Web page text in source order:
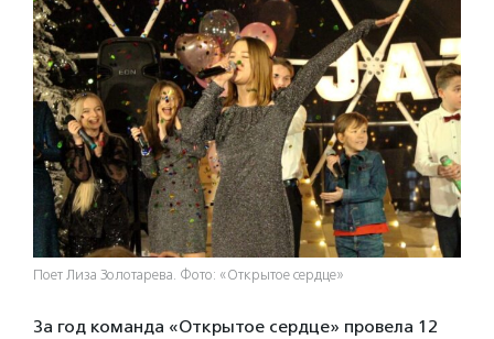
Поет Лиза Золотарева. Фото: «Открытое сердце»
За год команда «Открытое сердце» провела 12